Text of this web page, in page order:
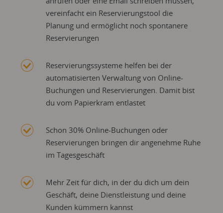
vereinfacht ein Reservierungstool die
Planung und ermöglicht noch spontanere
Reservierungen
Reservierungssysteme helfen bei der
automatisierten Verwaltung von Online-
Buchungen und Reservierungen. Damit bist
du vom Papierkram entlastet
Schon 30% Online-Buchungen oder
Reservierungen bringen dir angenehme Ruhe
im Tagesgeschäft
Mehr Zeit für dich, in der du dich um dein
Geschäft, deine Dienstleistung und deine
Kunden kümmern kannst